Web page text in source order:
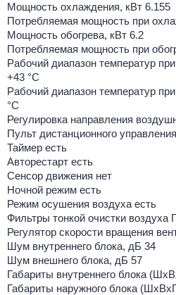
Мощность охлаждения, кВт 6.155
Потребляемая мощность при
Мощность обогрева, кВт 6.2
Потребляемая мощность при
Рабочий диапазон температур
+43 °C
Рабочий диапазон температур
°C
Регулировка направления
Пульт дистанционного
Таймер есть
Авторестарт есть
Сенсор движения нет
Ночной режим есть
Режим осушения воздуха есть
Фильтры тонкой очистки
Регулятор скорости вращения
Шум внутреннего блока, дБ 34
Шум внешнего блока, дБ 57
Габариты внутреннего блока
Габариты наружного блока